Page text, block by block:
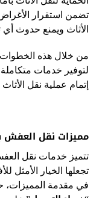
تضمن استقرار
الأثاث ويمنع حدوث
من خلال هذه
لتوفير خدمات
إتمام عملية نقل
مميزات نقل العفش
تتميز خدمات نقل
تجعلها الخيار الأمثل
في مقدمة المميزات،